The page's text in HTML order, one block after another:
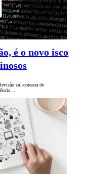
é o novo isco
sul-coreana de